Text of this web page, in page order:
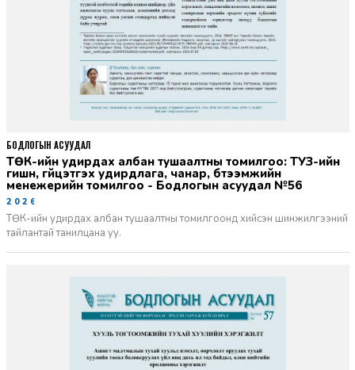
ТӨК-ийн удирдах албан тушаалтны томилгоо: ТУЗ-ийн
гишүүн, гүйцэтгэх удирдлага, чанар, бүтээмжийн
менежерийн томилгоо - Бодлогын асуудал №56
2026-06-02
ТӨК-ийн удирдах албан тушаалтны томилгоонд хийсэн шинжилгээний
тайлантай танилцана уу.
БОДЛОГЫН АСУУДАЛ